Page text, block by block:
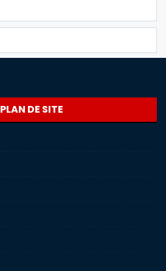
PLAN DE SITE